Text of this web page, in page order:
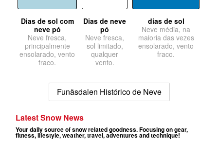
Dias de sol com
neve pó
Neve fresca,
principalmente
ensolarado, vento
fraco.
Dias de neve
pó
Neve fresca,
sol limitado,
qualquer
vento.
dias de sol
Neve média, na
maioria das vezes
ensolarado, vento
fraco.
Funäsdalen Histórico de Neve